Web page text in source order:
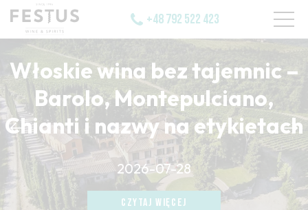
+48 792 522 423
Włoskie wina bez tajemnic –
Barolo, Montepulciano,
Chianti i nazwy na etykietach
2026-07-28
CZYTAJ WIĘCEJ
CZYTAJ WIĘCEJ
CZYTAJ WIĘCEJ